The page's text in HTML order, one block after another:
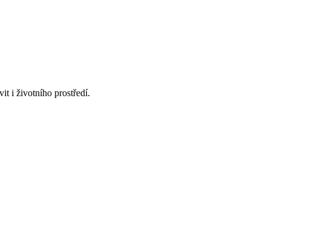
i životního prostředí.